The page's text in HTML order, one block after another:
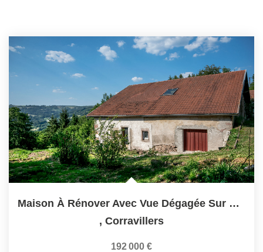
Maison À Rénover Avec Vue Dégagée Sur La Nature
, Corravillers
192 000 €